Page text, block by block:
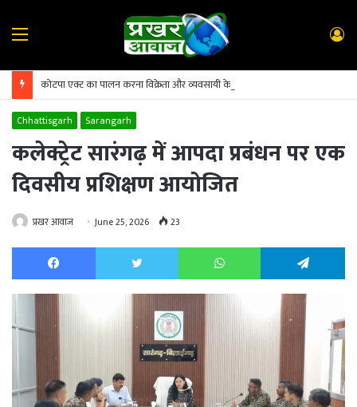
Menu
कोटपा एक्ट का पालन करना विक्रेता और व्यवसायी के लिए अनिवार्य
Chhattisgarh Sarangarh
कलेक्ट्रेट सारंगढ़ में आपदा प्रबंधन पर एक
दिवसीय प्रशिक्षण आयोजित
प्रखर आवाज June 25, 2026 23
Facebook Twitter WhatsApp